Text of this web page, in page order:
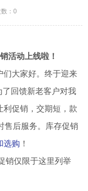
：0
活动上线啦！
们大家好。终于迎来
了回馈新老客户对我
利促销，交期短，款
售后服务。库存促销
选购 ！
销仅限于这里列举